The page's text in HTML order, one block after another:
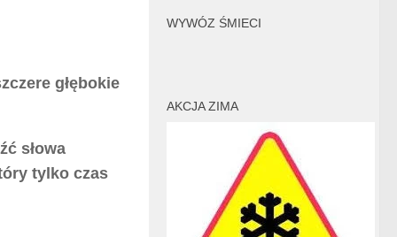
głębokie
słowa
tylko czas
WYWÓZ ŚMIECI
AKCJA ZIMA